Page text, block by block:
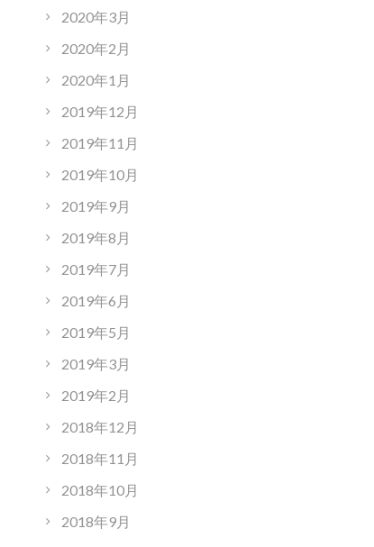
2020年3月
2020年2月
2020年1月
2019年12月
2019年11月
2019年10月
2019年9月
2019年8月
2019年7月
2019年6月
2019年5月
2019年3月
2019年2月
2018年12月
2018年11月
2018年10月
2018年9月